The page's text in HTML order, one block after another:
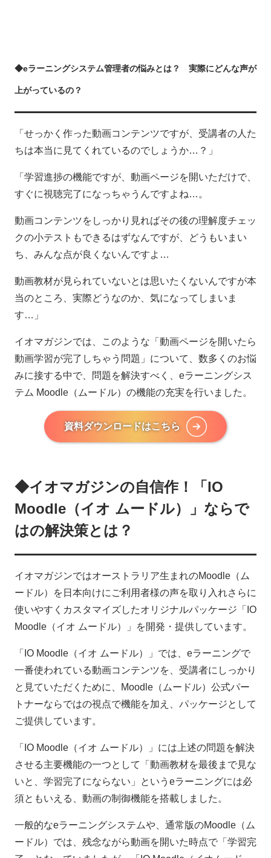
◆eラーニングシステム管理者の悩みとは？ 実際にどんな声が
上がっているの？
「せっかく作った動画コンテンツですが、受講者の人た
ちは本当に見てくれているのでしょうか…？」
「学習進捗の機能ですが、動画ページを開いただけで、
すぐに視聴完了になっちゃうんですよね…。
動画コンテンツをしっかり見ればその後の理解度チェッ
クの小テストもできるはずなんですが、どうもいまい
ち、みんな点が良くないんですよ…
動画教材が見られていないとは思いたくないんですが本
当のところ、実際どうなのか、気になってしまいま
す…」
イオマガジンでは、このような「動画ページを開いたら
動画学習が完了しちゃう問題」について、数多くのお悩
みに接する中で、問題を解決すべく、eラーニングシス
テム Moodle（ムードル）の機能の充実を行いました。
資料ダウンロードはこちら
◆イオマガジンの自信作！「IO
Moodle（イオ ムードル）」ならで
はの解決策とは？
イオマガジンではオーストラリア生まれのMoodle（ム
ードル）を日本向けにご利用者様の声を取り入れさらに
使いやすくカスタマイズしたオリジナルパッケージ「IO
Moodle（イオ ムードル）」を開発・提供しています。
「IO Moodle（イオ ムードル）」では、eラーニングで
一番使われている動画コンテンツを、受講者にしっかり
と見ていただくために、Moodle（ムードル）公式パー
トナーならではの視点で機能を加え、パッケージとして
ご提供しています。
「IO Moodle（イオ ムードル）」には上述の問題を解決
させる主要機能の一つとして「動画教材を最後まで見な
いと、学習完了にならない」というeラーニングには必
須ともいえる、動画の制御機能を搭載しました。
一般的なeラーニングシステムや、通常版のMoodle（ム
ードル）では、残念ながら動画を開いた時点で「学習完